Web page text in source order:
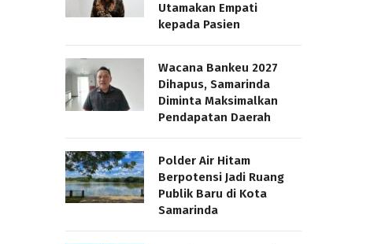
Utamakan Empati
kepada Pasien
Wacana Bankeu 2027
Dihapus, Samarinda
Diminta Maksimalkan
Pendapatan Daerah
Polder Air Hitam
Berpotensi Jadi Ruang
Publik Baru di Kota
Samarinda